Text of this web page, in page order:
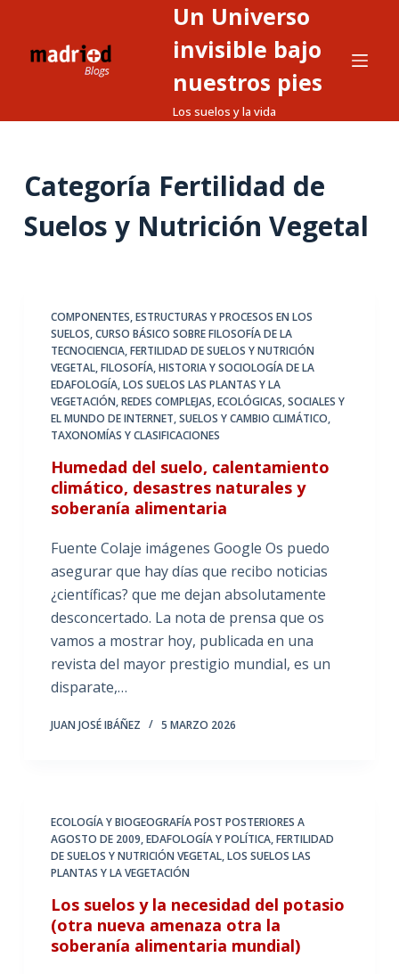
o
Un Universo
invisible bajo
nuestros pies
Los suelos y la vida
Categoría Fertilidad de
Suelos y Nutrición Vegetal
COMPONENTES, ESTRUCTURAS Y PROCESOS EN LOS
SUELOS,CURSO BÁSICO SOBRE FILOSOFÍA DE LA
TECNOCIENCIA,FERTILIDAD DE SUELOS Y NUTRICIÓN
VEGETAL,FILOSOFÍA, HISTORIA Y SOCIOLOGÍA DE LA
EDAFOLOGÍA,LOS SUELOS LAS PLANTAS Y LA
VEGETACIÓN,REDES COMPLEJAS, ECOLÓGICAS, SOCIALES Y
EL MUNDO DE INTERNET,SUELOS Y CAMBIO CLIMÁTICO,
TAXONOMÍAS Y CLASIFICACIONES
Humedad del suelo, calentamiento
climático, desastres naturales y
soberanía alimentaria
Fuente Colaje imágenes Google Os puedo
asegurar que hay días que recibo noticias
¿científicas? que me dejan absolutamente
desconcertado. La nota de prensa que os
vamos a mostrar hoy, publicada en una
revista del mayor prestigio mundial, es un
disparate,…
JUAN JOSÉ IBÁÑEZ 5 MARZO 2026
ECOLOGÍA Y BIOGEOGRAFÍA POST POSTERIORES A
AGOSTO DE 2009,EDAFOLOGÍA Y POLÍTICA,FERTILIDAD
DE SUELOS Y NUTRICIÓN VEGETAL,LOS SUELOS LAS
PLANTAS Y LA VEGETACIÓN
Los suelos y la necesidad del potasio
(otra nueva amenaza otra la
soberanía alimentaria mundial)